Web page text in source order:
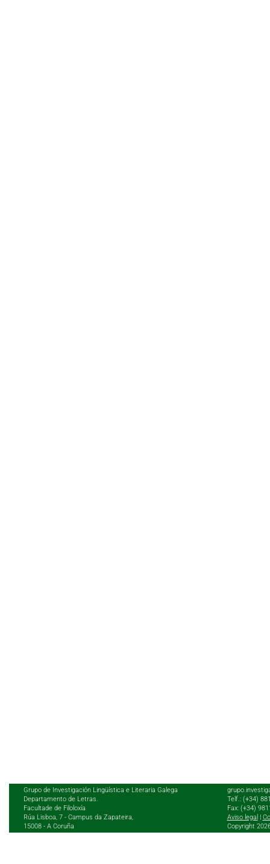
Grupo de Investigación Lingüística e Literaria Galega
Departamento de Letras.
Facultade de Filoloxía
Rúa Lisboa, 7 - Campus da Zapateira,
15008 - A Coruña
Telf.: (+34)
Fax: (+34)
Aviso legal
Copyright